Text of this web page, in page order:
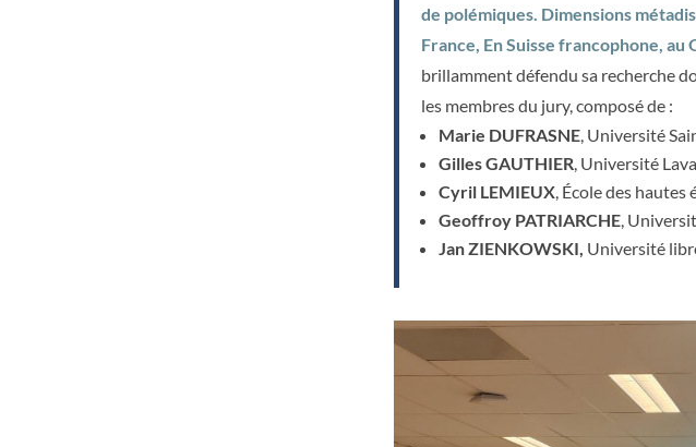
de polémiques. Dimensions
France, En Suisse francophone,
brillamment défendu sa recherche
les membres du jury, composé de :
Marie DUFRASNE, Université
Gilles GAUTHIER, Université
Cyril LEMIEUX, École des hautes
Geoffroy PATRIARCHE,
Jan ZIENKOWSKI, Université